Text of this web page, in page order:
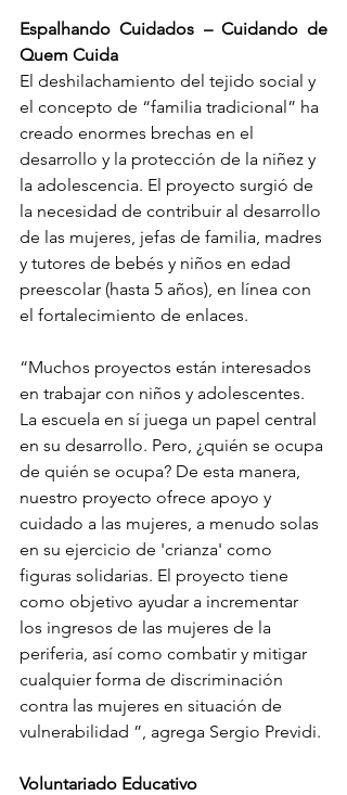
Espalhando Cuidados – Cuidando de
Quem Cuida
El deshilachamiento del tejido social y
el concepto de “familia tradicional” ha
creado enormes brechas en el
desarrollo y la protección de la niñez y
la adolescencia. El proyecto surgió de
la necesidad de contribuir al desarrollo
de las mujeres, jefas de familia, madres
y tutores de bebés y niños en edad
preescolar (hasta 5 años), en línea con
el fortalecimiento de enlaces.
“Muchos proyectos están interesados ​​
en trabajar con niños y adolescentes.
La escuela en sí juega un papel central
en su desarrollo. Pero, ¿quién se ocupa
de quién se ocupa? De esta manera,
nuestro proyecto ofrece apoyo y
cuidado a las mujeres, a menudo solas
en su ejercicio de 'crianza' como
figuras solidarias. El proyecto tiene
como objetivo ayudar a incrementar
los ingresos de las mujeres de la
periferia, así como combatir y mitigar
cualquier forma de discriminación
contra las mujeres en situación de
vulnerabilidad ”, agrega Sergio Previdi.
Voluntariado Educativo